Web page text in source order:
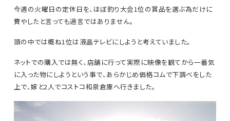
今週の火曜日の定休日を、ほぼ釣り大会1位の賞品を選ぶ為だけに
費やしたと言っても過言ではありません。
頭の中では概ね1位は液晶テレビにしようと考えていました。
ネットでの購入では無く、店舗に行って実際に映像を観てから一番気
に入った物にしようという事で、あらかじめ価格コムで下調べをした
上で、嫁と2人でコストコ和泉倉庫へ行きました。